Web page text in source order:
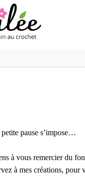
pause s’impose…
à vous remercier du
à mes créations, pour